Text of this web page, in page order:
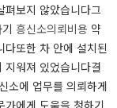
펴보지 않았습니다그
흥신소의뢰비용 약
다또한 차 안에 설치된
워져 있었습니다결
소에 업무를 의뢰하게